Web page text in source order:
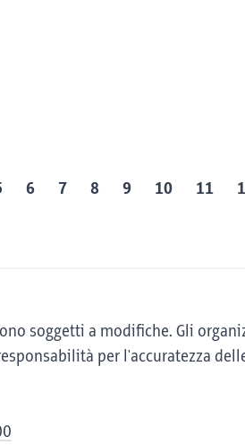
6 7 8 9 10 11
soggetti a modifiche. Gli
per l'accuratezza